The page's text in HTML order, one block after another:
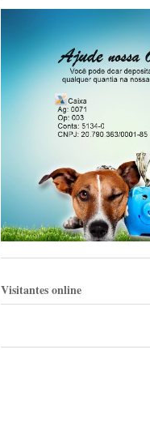
Visitantes online